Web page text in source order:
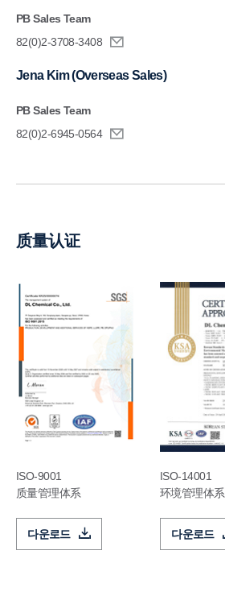
PB Sales Team
82(0)2-3708-3408
Jena Kim (Overseas Sales)
PB Sales Team
82(0)2-6945-0564
质量认证
ISO-9001
质量管理体系
다운로드
ISO-14001
环境管理体系
다운로드